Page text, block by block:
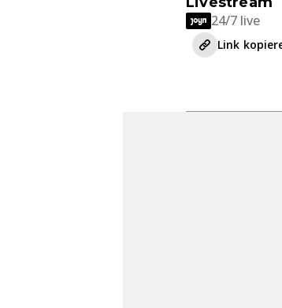
24/7 live
Link